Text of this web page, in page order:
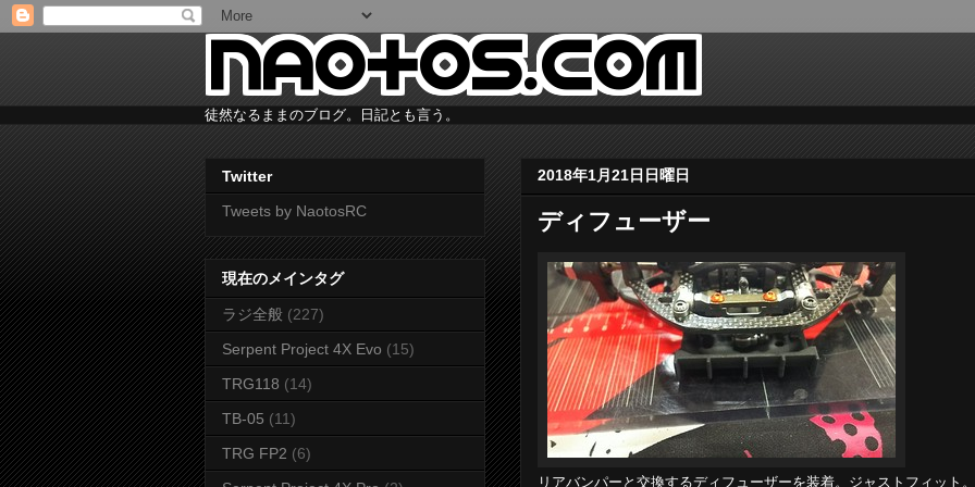
徒然なるままのブログ。日記とも言う。
2018年1月21日日曜日
ディフューザー
リアバンパーと交換するディフューザーを装着。ジャストフィット。
Twitter
Tweets by NaotosRC
現在のメインタグ
ラジ全般 (227)
Serpent Project 4X Evo (15)
TRG118 (14)
TB-05 (11)
TRG FP2 (6)